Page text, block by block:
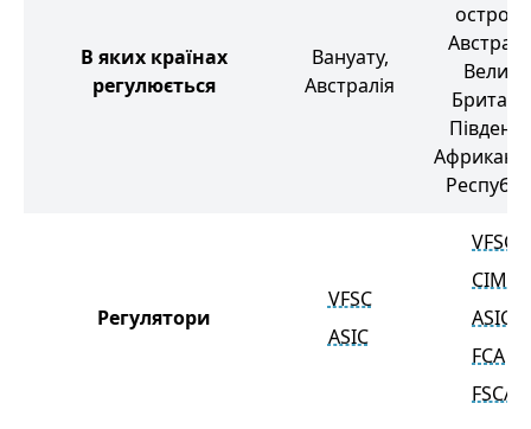
В яких країнах
регулюється
Вануату,
Австралія
Велика
Регулятори
VFSC
ASIC
VFSC
CIMA
ASIC
FCA
FSCA